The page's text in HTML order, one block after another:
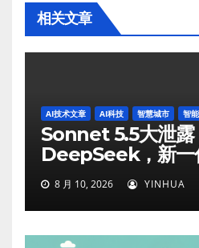
相关文章
AI技术文章 AI科技 智慧城市 智
Sonnet 5.5大泄露
DeepSeek，新一
8 月 10, 2026 YINHUA